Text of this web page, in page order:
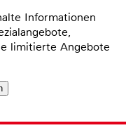
Informationen
limitierte Angebote